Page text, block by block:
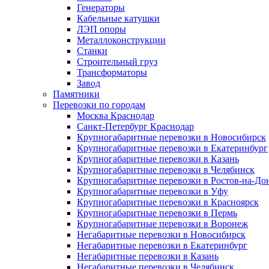
Генераторы
Кабельные катушки
ЛЭП опоры
Металлоконструкции
Станки
Строительный груз
Трансформаторы
Завод
Памятники
Перевозки по городам
Москва Краснодар
Санкт-Петербург Краснодар
Крупногабаритные перевозки в Новосибирск
Крупногабаритные перевозки в Екатеринбург
Крупногабаритные перевозки в Казань
Крупногабаритные перевозки в Челябинск
Крупногабаритные перевозки в Ростов-на-
Крупногабаритные перевозки в Уфу
Крупногабаритные перевозки в Красноярск
Крупногабаритные перевозки в Пермь
Крупногабаритные перевозки в Воронеж
Негабаритные перевозки в Новосибирск
Негабаритные перевозки в Екатеринбург
Негабаритные перевозки в Казань
Негабаритные перевозки в Челябинск